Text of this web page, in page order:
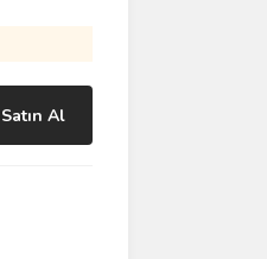
Satın Al